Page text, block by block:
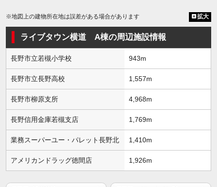
※地図上の建物所在地は誤差がある場合があります 拡大
ライブタウン横道 A棟の周辺施設情報
長野市立若槻小学校 943m
長野市立長野高校 1,557m
長野市柳原支所 4,968m
長野信用金庫若槻支店 1,769m
業務スーパーユー・パレット長野北 1,410m
アメリカンドラッグ徳間店 1,926m